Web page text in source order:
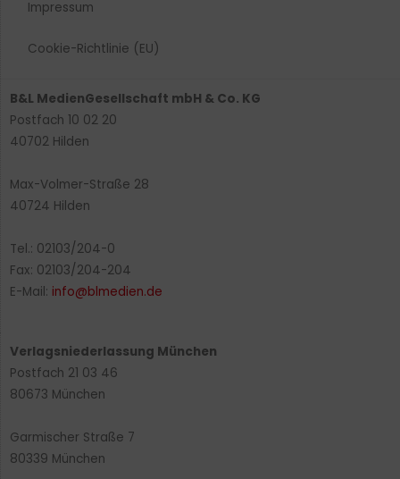
Impressum
Cookie-Richtlinie (EU)
B&L MedienGesellschaft mbH & Co. KG
Postfach 10 02 20
40702 Hilden
Max-Volmer-Straße 28
40724 Hilden
Tel.: 02103/204-0
Fax: 02103/204-204
E-Mail: info@blmedien.de
Verlagsniederlassung München
Postfach 21 03 46
80673 München
Garmischer Straße 7
80339 München